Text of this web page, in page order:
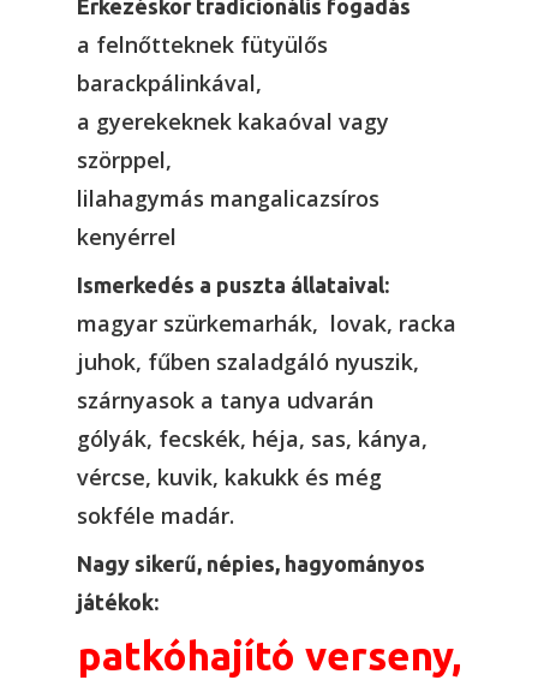
Érkezéskor tradicionális fogadás
a felnőtteknek fütyülős
barackpálinkával,
a gyerekeknek kakaóval vagy
szörppel,
lilahagymás mangalicazsíros
kenyérrel
Ismerkedés a puszta állataival:
magyar szürkemarhák, lovak, racka
juhok, fűben szaladgáló nyuszik,
szárnyasok a tanya udvarán
gólyák, fecskék, héja, sas, kánya,
vércse, kuvik, kakukk és még
sokféle madár.
Nagy sikerű, népies, hagyományos
játékok:
patkóhajító verseny,